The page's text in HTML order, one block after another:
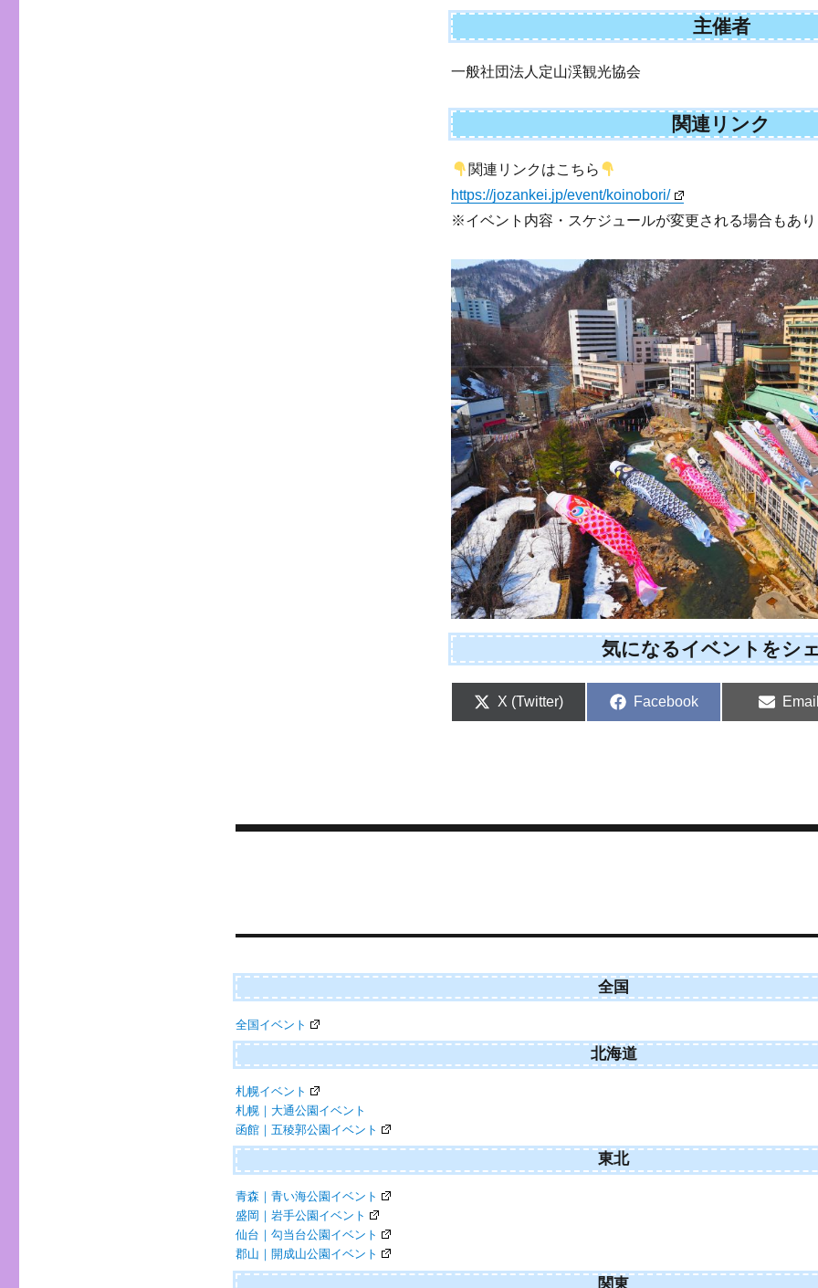
主催者
一般社団法人定山渓観光協会
関連リンク
関連リンクはこちら
https://jozankei.jp/event/koinobori/
※イベント内容・スケジュールが変更される場合もあ
気になるイベントをシ
Share
X (Twitter)
Share
Facebook
ゲ
ー
シ
ョ
ン
全国
全国イベント
北海道
札幌イベント
札幌｜大通公園イベント
函館｜五稜郭公園イベント
東北
青森｜青い海公園イベント
盛岡｜岩手公園イベント
仙台｜勾当台公園イベント
郡山｜開成山公園イベント
関東